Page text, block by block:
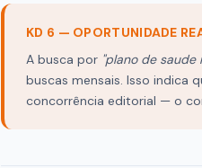
KD 6 — OPORTUNIDADE
A busca por "plano de saude
buscas mensais. Isso indica
concorrência editorial — o